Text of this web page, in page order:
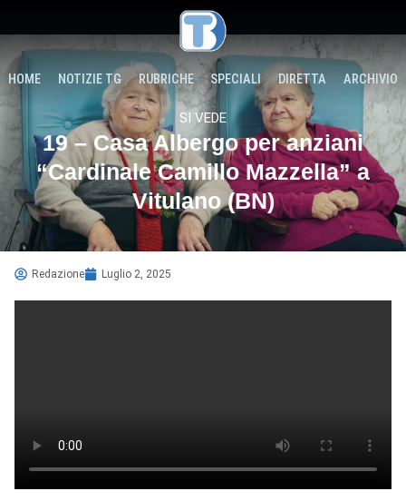
HOME NOTIZIE TG RUBRICHE SPECIALI DIRETTA ARCHIVIO
SI VEDE
19 – Casa Albergo per anziani
“Cardinale Camillo Mazzella” a
Vitulano (BN)
Redazione Luglio 2, 2025